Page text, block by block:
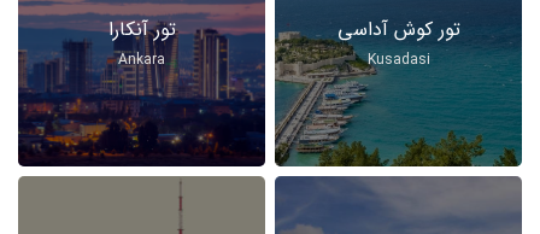
تور کوش آداسی
Kusadasi
تور آنکارا
Ankara